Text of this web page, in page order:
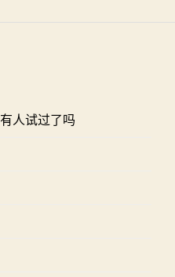
人试过了吗